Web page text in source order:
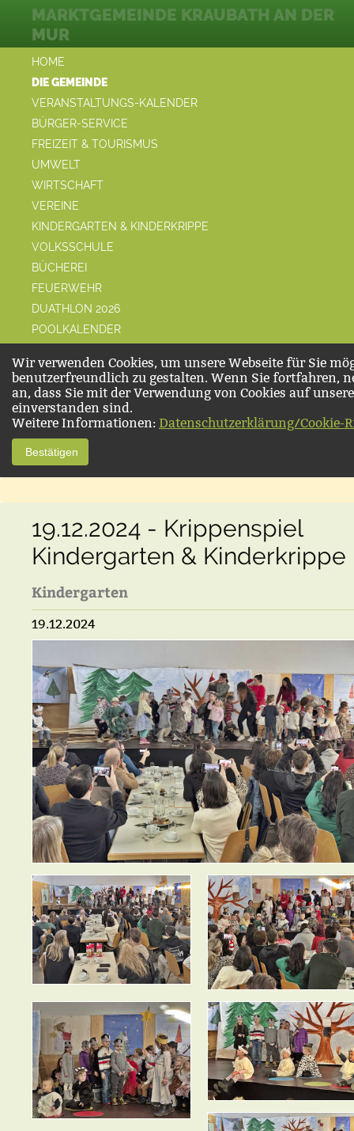
HOME
DIE GEMEINDE
VERANSTALTUNGS-KALENDER
BÜRGER-SERVICE
FREIZEIT & TOURISMUS
UMWELT
WIRTSCHAFT
VEREINE
KINDERGARTEN & KINDERKRIPPE
VOLKSSCHULE
BÜCHEREI
FEUERWEHR
DUATHLON 2026
POOLKALENDER
MARKTGEMEINDE KRAUBATH AN DER
MUR
Wir verwenden Cookies, um unsere Webseite für Sie
benutzerfreundlich zu gestalten. Wenn Sie fortfahren,
an, dass Sie mit der Verwendung von Cookies auf
einverstanden sind.
Weitere Informationen: Datenschutzerklärung/Cookie-
Bestätigen
19.12.2024 - Krippenspiel
Kindergarten & Kinderkrippe
Kindergarten
19.12.2024